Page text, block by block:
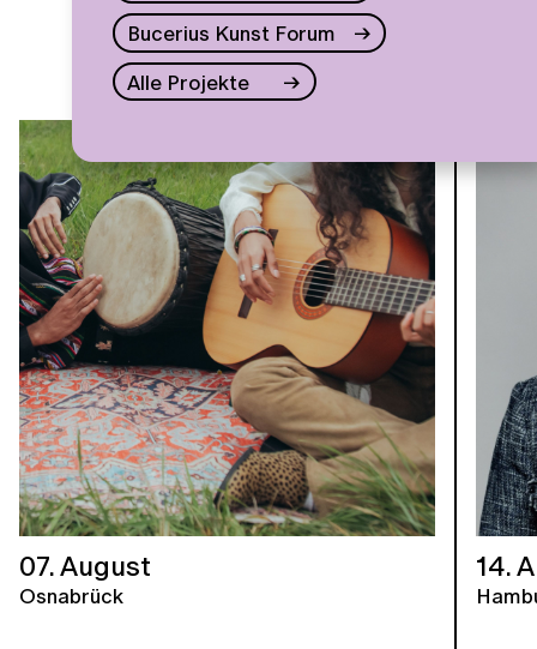
Bucerius Kunst Forum
Alle Projekte
07. August
Osnabrück
14.